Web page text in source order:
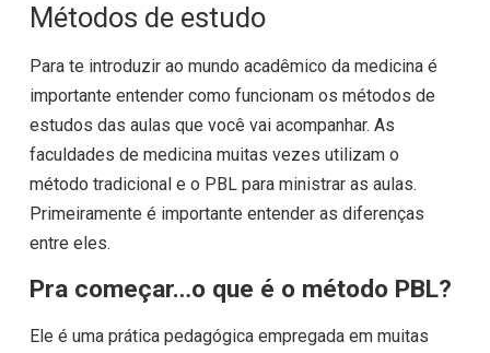
Métodos de estudo
Para te introduzir ao mundo acadêmico da medicina é
importante entender como funcionam os métodos de
estudos das aulas que você vai acompanhar. As
faculdades de medicina muitas vezes utilizam o
método tradicional e o PBL para ministrar as aulas.
Primeiramente é importante entender as diferenças
entre eles.
Pra começar…o que é o método PBL?
Ele é uma prática pedagógica empregada em muitas